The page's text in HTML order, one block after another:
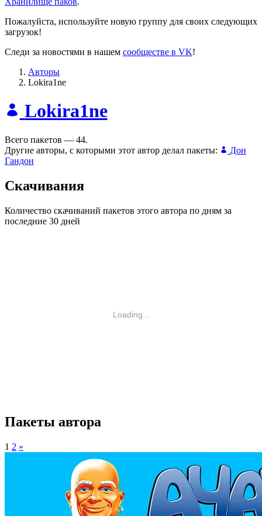
Пожалуйста, используйте новую группу для своих следующих
загрузок!
Следи за новостями в нашем сообществе в VK!
Авторы
Lokira1ne
Lokira1ne
Всего пакетов — 44.
Другие авторы, с которыми этот автор делал пакеты:
Дон
Гандон
Скачивания
Количество скачиваний пакетов этого автора по дням за
последние 30 дней
Loading...
Пакеты автора
1 2 »